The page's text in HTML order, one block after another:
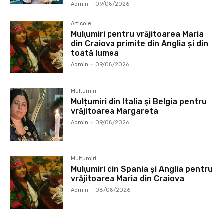
Admin - 09/08/2026
Articole
Mulţumiri pentru vrăjitoarea Maria
din Craiova primite din Anglia și din
toată lumea
Admin - 09/08/2026
Multumiri
Mulțumiri din Italia și Belgia pentru
vrăjitoarea Margareta
Admin - 09/08/2026
Multumiri
Mulţumiri din Spania şi Anglia pentru
vrăjitoarea Maria din Craiova
Admin - 08/08/2026